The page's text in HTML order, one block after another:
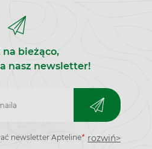
na bieżąco,
nasz newsletter!
newsletter Apteline* rozwiń>